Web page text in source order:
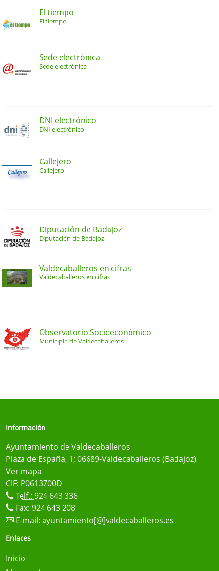
El tiempo
El tiempo
Sede electrónica
Sede electrónica
DNI electrónico
DNI electrónico
Callejero
Callejero
Diputación de Badajoz
Diputación de Badajoz
Valdecaballeros en cifras
Valdecaballeros en cifras
Observatorio Socioeconómico
Municipio de Valdecaballeros
Información
Ayuntamiento de Valdecaballeros
Plaza de España, 1; 06689-Valdecaballeros (Badajoz)
Ver mapa
CIF: P0613700D
Telf.: 924 643 336
Fax: 924 643 208
E-mail: ayuntamiento[@]valdecaballeros.es
Enlaces
Inicio